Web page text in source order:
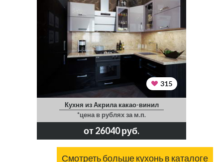
315
Кухня из Акрила какао-винил
*цена в рублях за м.п.
от 26040 руб.
Смотреть больше кухонь в каталоге